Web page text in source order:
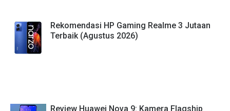
Rekomendasi HP Gaming Realme 3 Jutaan
Terbaik (Agustus 2026)
Review Huawei Nova 9: Kamera Flagship